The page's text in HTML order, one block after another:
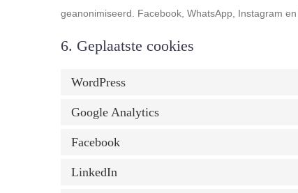
geanonimiseerd. Facebook, WhatsApp, Instagram
6. Geplaatste cookies
WordPress
Google Analytics
Facebook
LinkedIn